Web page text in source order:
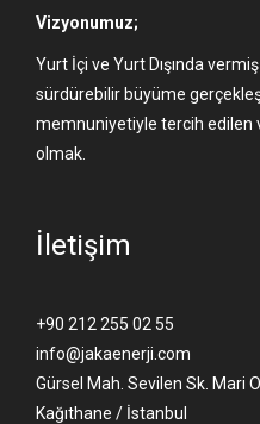
Vizyonumuz;
Yurt İçi ve Yurt Dışında
sürdürebilir büyüme
memnuniyetiyle tercih edilen
olmak.
İletişim
+90 212 255 02 55
info@jakaenerji.com
Gürsel Mah. Sevilen Sk. Mari
Kağıthane / İstanbul